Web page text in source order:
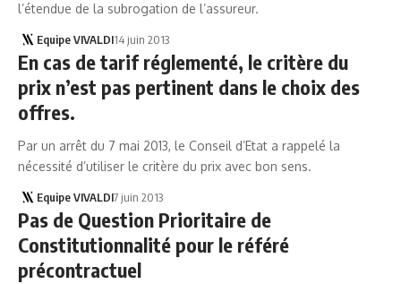
l’étendue de la subrogation de l’assureur.
Equipe VIVALDI14 juin 2013
En cas de tarif réglementé, le critère du
prix n’est pas pertinent dans le choix des
offres.
Par un arrêt du 7 mai 2013, le Conseil d’Etat a rappelé la
nécessité d’utiliser le critère du prix avec bon sens.
Equipe VIVALDI7 juin 2013
Pas de Question Prioritaire de
Constitutionnalité pour le référé
précontractuel